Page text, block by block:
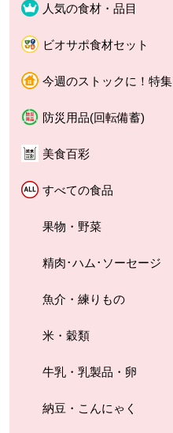
人気の食材・品目
ビオサポ食材セット
今週のストックに！特集
防災用品(回転備蓄)
美食百彩
すべての食品
果物・野菜
精肉･ハム･ソーセージ
魚介・練りもの
米・穀類
牛乳・乳製品・卵
納豆・こんにゃく